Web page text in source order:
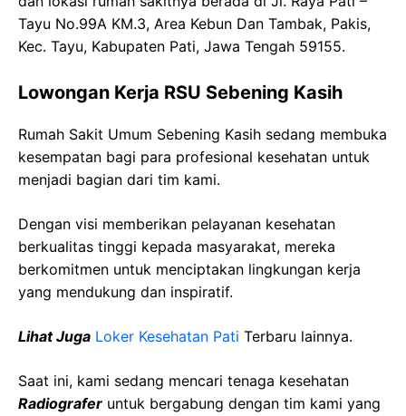
Tayu No.99A KM.3, Area Kebun Dan Tambak, Pakis,
Kec. Tayu, Kabupaten Pati, Jawa Tengah 59155.
Lowongan Kerja RSU Sebening Kasih
Rumah Sakit Umum Sebening Kasih sedang membuka
kesempatan bagi para profesional kesehatan untuk
menjadi bagian dari tim kami.
Dengan visi memberikan pelayanan kesehatan
berkualitas tinggi kepada masyarakat, mereka
berkomitmen untuk menciptakan lingkungan kerja
yang mendukung dan inspiratif.
Lihat Juga Loker Kesehatan Pati Terbaru lainnya.
Saat ini, kami sedang mencari tenaga kesehatan
Radiografer untuk bergabung dengan tim kami yang